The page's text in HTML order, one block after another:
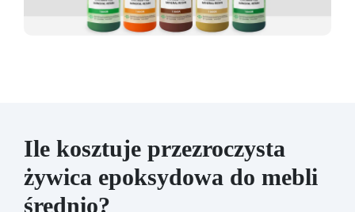
Ile kosztuje przezroczysta
żywica epoksydowa do mebli
średnio?